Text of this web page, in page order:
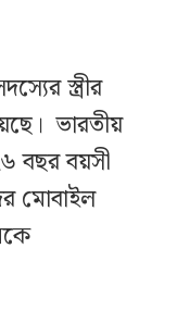
স্ত্রীর
ভারতীয়
বছর বয়সী
মোবাইল